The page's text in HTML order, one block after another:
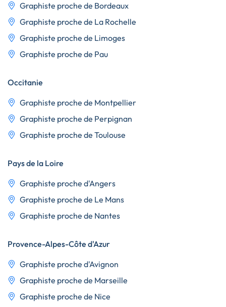
Graphiste proche de Bordeaux
Graphiste proche de La Rochelle
Graphiste proche de Limoges
Graphiste proche de Pau
Occitanie
Graphiste proche de Montpellier
Graphiste proche de Perpignan
Graphiste proche de Toulouse
Pays de la Loire
Graphiste proche d'Angers
Graphiste proche de Le Mans
Graphiste proche de Nantes
Provence-Alpes-Côte d'Azur
Graphiste proche d'Avignon
Graphiste proche de Marseille
Graphiste proche de Nice